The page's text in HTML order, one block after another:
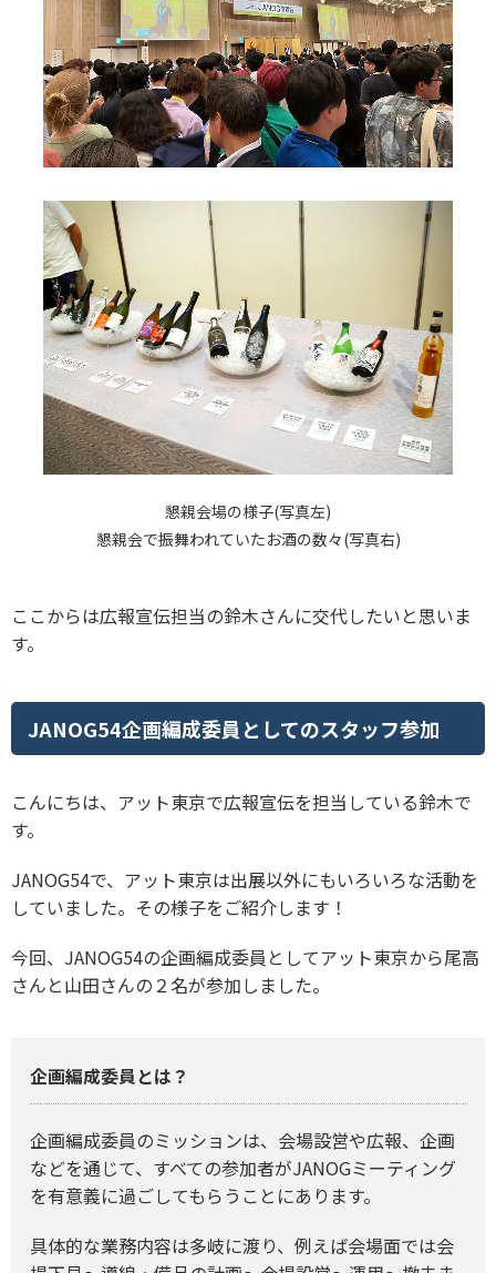
懇親会場の様子(写真左)
懇親会で振舞われていたお酒の数々(写真右)
ここからは広報宣伝担当の鈴木さんに交代したいと思いま
す。
JANOG54企画編成委員としてのスタッフ参加
こんにちは、アット東京で広報宣伝を担当している鈴木で
す。
JANOG54で、アット東京は出展以外にもいろいろな活動を
していました。その様子をご紹介します！
今回、JANOG54の企画編成委員としてアット東京から尾高
さんと山田さんの２名が参加しました。
企画編成委員とは？
企画編成委員のミッションは、会場設営や広報、企画
などを通じて、すべての参加者がJANOGミーティング
を有意義に過ごしてもらうことにあります。
具体的な業務内容は多岐に渡り、例えば会場面では会